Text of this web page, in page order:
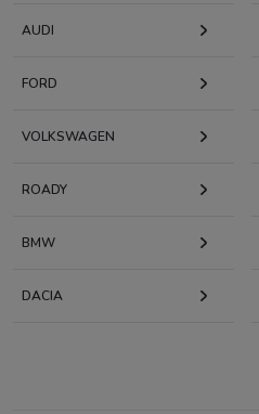
AUDI
FORD
VOLKSWAGEN
ROADY
BMW
DACIA